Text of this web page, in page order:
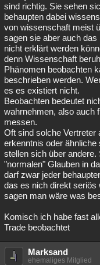
sind richtig. Sie sehen
behaupten dabei
von wissenschaft meist
sagen sie aber auch
nicht erklärt werden
denn Wissenschaft
Phänomen beobachten
beschrieben werden.
es es existiert nicht.
Beobachten bedeutet
wahrnehmen, also auch
messen.
Oft sind solche Vertreter
erkenntnis oder ähnliche
stellen sich über andere.
"normalen" Glauben in
darf zwar jeder
das es nich direkt seriös
sagen man wäre was
Komisch ich habe fast
Trade beobachtet
Marksand
ehemaliges Mitglied